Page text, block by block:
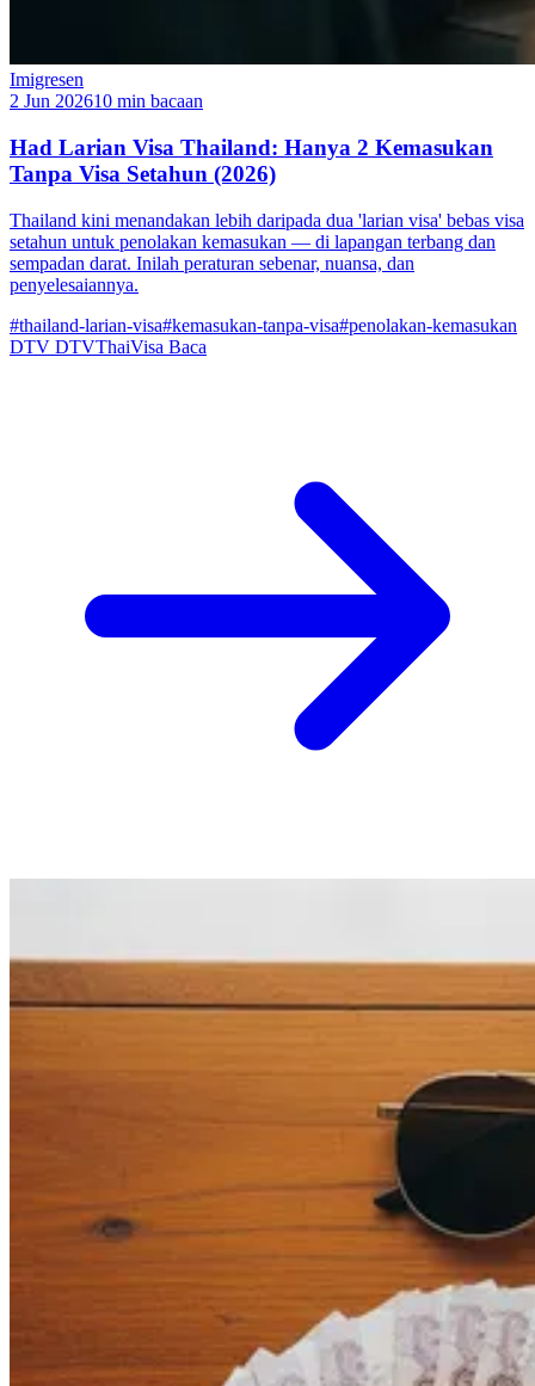
Imigresen
2 Jun 202610 min bacaan
Had Larian Visa Thailand: Hanya 2 Kemasukan
Tanpa Visa Setahun (2026)
Thailand kini menandakan lebih daripada dua 'larian visa' bebas visa
setahun untuk penolakan kemasukan — di lapangan terbang dan
sempadan darat. Inilah peraturan sebenar, nuansa, dan
penyelesaiannya.
#thailand-larian-visa#kemasukan-tanpa-visa#penolakan-kemasukan
DTV DTVThaiVisa Baca